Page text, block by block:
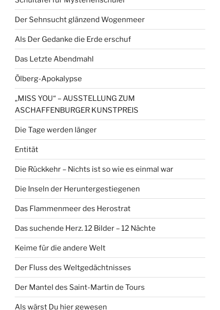
Der Sehnsucht glänzend Wogenmeer
Als Der Gedanke die Erde erschuf
Das Letzte Abendmahl
Ölberg-Apokalypse
„MISS YOU“ – AUSSTELLUNG ZUM
ASCHAFFENBURGER KUNSTPREIS
Die Tage werden länger
Entität
Die Rückkehr – Nichts ist so wie es einmal war
Die Inseln der Heruntergestiegenen
Das Flammenmeer des Herostrat
Das suchende Herz. 12 Bilder – 12 Nächte
Keime für die andere Welt
Der Fluss des Weltgedächtnisses
Der Mantel des Saint-Martin de Tours
Als wärst Du hier gewesen